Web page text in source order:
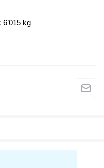
6’015 kg